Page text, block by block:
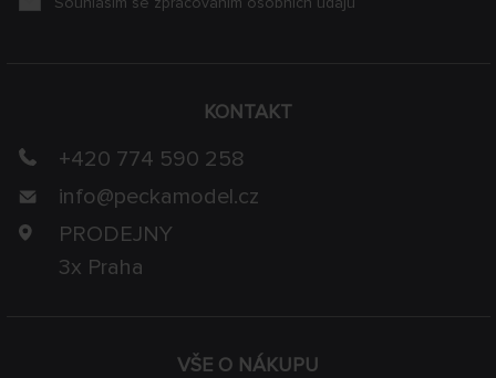
VŠE O NÁKUPU
KONTAKT
+420 774 590 258
info@peckamodel.cz
PRODEJNY
3x Praha